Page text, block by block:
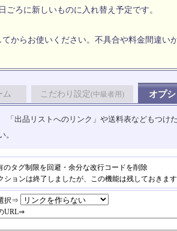
ごろに新しいものに入れ替え予定です。
からお使いください。不具合や料金間違い
ム こだわり設定(中級者用) オプ
「出品リストへのリンク」や送料表などもつけ
。
のタグ制限を回避・余分な改行コードを削除
ションは終了しましたが、この機能は残しておきま
択⇒
URL⇒